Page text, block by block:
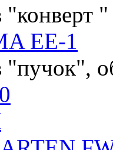
"конверт "
EE-1
"пучок",